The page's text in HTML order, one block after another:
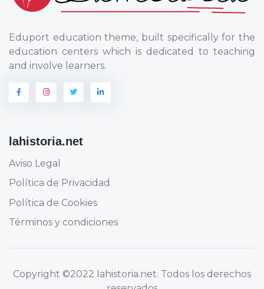
Eduport education theme, built specifically for the
education centers which is dedicated to teaching
and involve learners.
lahistoria.net
Aviso Legal
Política de Privacidad
Política de Cookies
Términos y condiciones
Copyright ©2022 lahistoria.net. Todos los derechos